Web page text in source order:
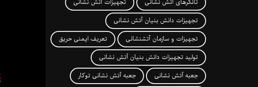
تانکرهای آتش نشانی
تجهیزات اتش نشانی
تجهیزات دانش بنیان آتش نشانی
تجهیزات و سازمان آتشنشانی
تعریف ایمنی حریق
تولید تجهیزات دانش بنیان آتش نشانی
جعبه آتش نشانی
جعبه آتش نشانی توکار